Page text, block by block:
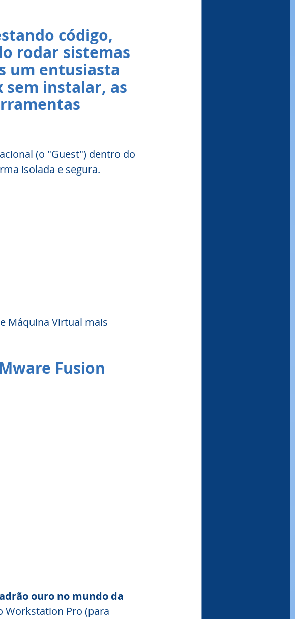
código,
rodar sistemas
um entusiasta
instalar, as
(o "Guest") dentro do
isolada e segura.
Máquina Virtual mais
Fusion
ouro no mundo da
Workstation Pro (para